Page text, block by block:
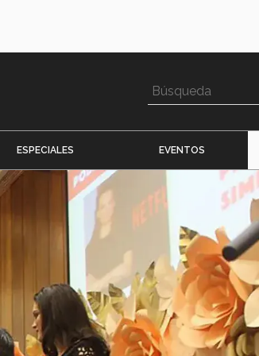
ESPECIALES EVENTOS